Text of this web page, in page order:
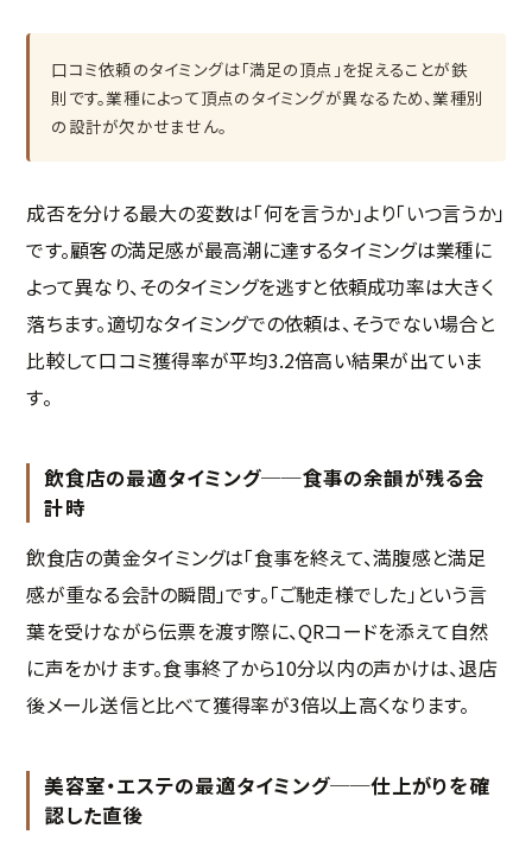
口コミ依頼のタイミングは「満足の頂点」を捉えることが鉄
則です。業種によって頂点のタイミングが異なるため、業種別
の設計が欠かせません。
成否を分ける最大の変数は「何を言うか」より「いつ言うか」
です。顧客の満足感が最高潮に達するタイミングは業種に
よって異なり、そのタイミングを逃すと依頼成功率は大きく
落ちます。適切なタイミングでの依頼は、そうでない場合と
比較して口コミ獲得率が平均3.2倍高い結果が出ていま
す。
飲食店の最適タイミング──食事の余韻が残る会
計時
飲食店の黄金タイミングは「食事を終えて、満腹感と満足
感が重なる会計の瞬間」です。「ご馳走様でした」という言
葉を受けながら伝票を渡す際に、QRコードを添えて自然
に声をかけます。食事終了から10分以内の声かけは、退店
後メール送信と比べて獲得率が3倍以上高くなります。
美容室・エステの最適タイミング──仕上がりを確
認した直後